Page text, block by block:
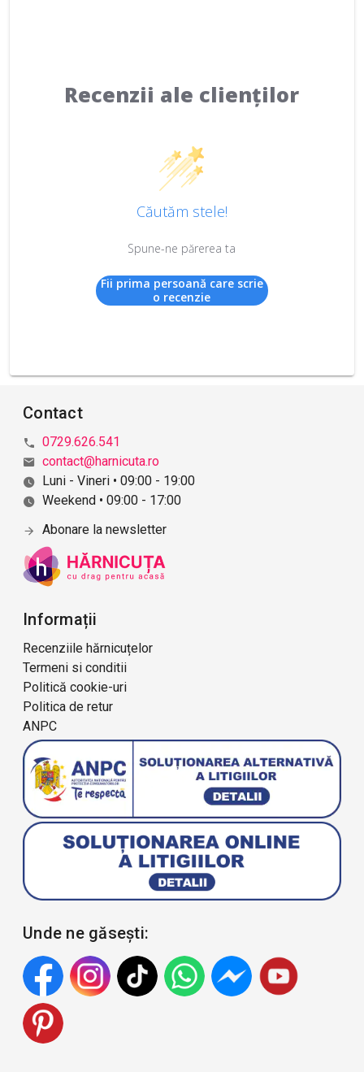
Recenzii ale clienților
Căutăm stele!
Spune-ne părerea ta
Fii prima persoană care scrie
o recenzie
Contact
0729.626.541
contact@harnicuta.ro
Luni - Vineri • 09:00 - 19:00
Weekend • 09:00 - 17:00
Abonare la newsletter
Informații
Recenziile hărnicuțelor
Termeni si conditii
Politică cookie-uri
Politica de retur
ANPC
Unde ne găsești: